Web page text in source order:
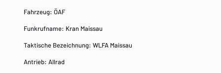
Fahrzeug: ÖAF
Funkrufname: Kran Maissau
Taktische Bezeichnung: WLFA Maissau
Antrieb: Allrad